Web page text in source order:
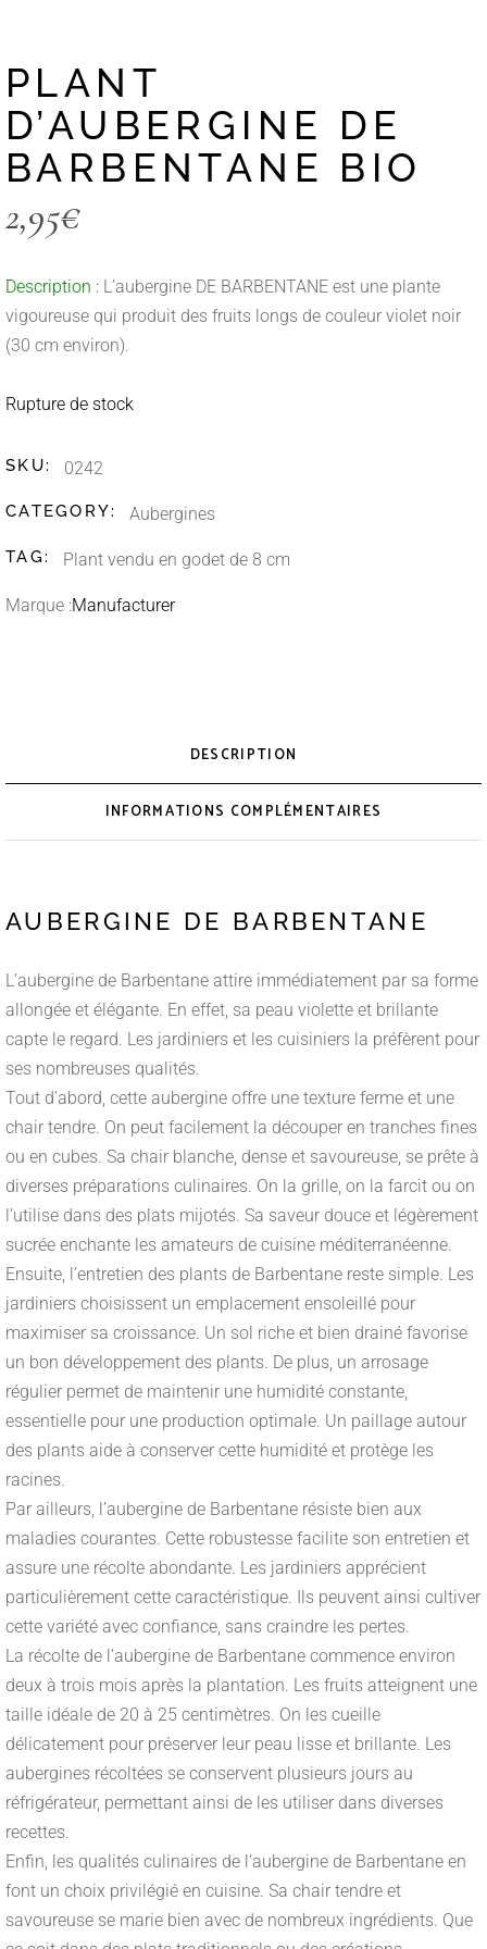
PLANT
D’AUBERGINE DE
BARBENTANE BIO
2,95€
Description : L’aubergine DE BARBENTANE est une plante
vigoureuse qui produit des fruits longs de couleur violet noir
(30 cm environ).
Rupture de stock
SKU: 0242
CATEGORY: Aubergines
TAG: Plant vendu en godet de 8 cm
Marque :Manufacturer
DESCRIPTION
INFORMATIONS COMPLÉMENTAIRES
AUBERGINE DE BARBENTANE
L’aubergine de Barbentane attire immédiatement par sa forme
allongée et élégante. En effet, sa peau violette et brillante
capte le regard. Les jardiniers et les cuisiniers la préfèrent pour
ses nombreuses qualités.
Tout d’abord, cette aubergine offre une texture ferme et une
chair tendre. On peut facilement la découper en tranches fines
ou en cubes. Sa chair blanche, dense et savoureuse, se prête à
diverses préparations culinaires. On la grille, on la farcit ou on
l’utilise dans des plats mijotés. Sa saveur douce et légèrement
sucrée enchante les amateurs de cuisine méditerranéenne.
Ensuite, l’entretien des plants de Barbentane reste simple. Les
jardiniers choisissent un emplacement ensoleillé pour
maximiser sa croissance. Un sol riche et bien drainé favorise
un bon développement des plants. De plus, un arrosage
régulier permet de maintenir une humidité constante,
essentielle pour une production optimale. Un paillage autour
des plants aide à conserver cette humidité et protège les
racines.
Par ailleurs, l’aubergine de Barbentane résiste bien aux
maladies courantes. Cette robustesse facilite son entretien et
assure une récolte abondante. Les jardiniers apprécient
particulièrement cette caractéristique. Ils peuvent ainsi cultiver
cette variété avec confiance, sans craindre les pertes.
La récolte de l’aubergine de Barbentane commence environ
deux à trois mois après la plantation. Les fruits atteignent une
taille idéale de 20 à 25 centimètres. On les cueille
délicatement pour préserver leur peau lisse et brillante. Les
aubergines récoltées se conservent plusieurs jours au
réfrigérateur, permettant ainsi de les utiliser dans diverses
recettes.
Enfin, les qualités culinaires de l’aubergine de Barbentane en
font un choix privilégié en cuisine. Sa chair tendre et
savoureuse se marie bien avec de nombreux ingrédients. Que